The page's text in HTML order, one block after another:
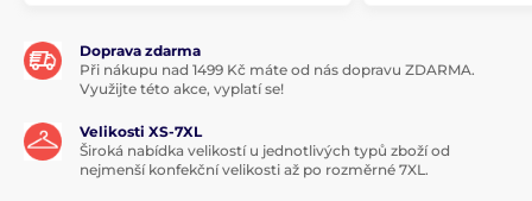
Doprava zdarma
Při nákupu nad 1499 Kč máte od nás dopravu ZDARMA.
Využijte této akce, vyplatí se!
Velikosti XS-7XL
Široká nabídka velikostí u jednotlivých typů zboží od
nejmenší konfekční velikosti až po rozměrné 7XL.